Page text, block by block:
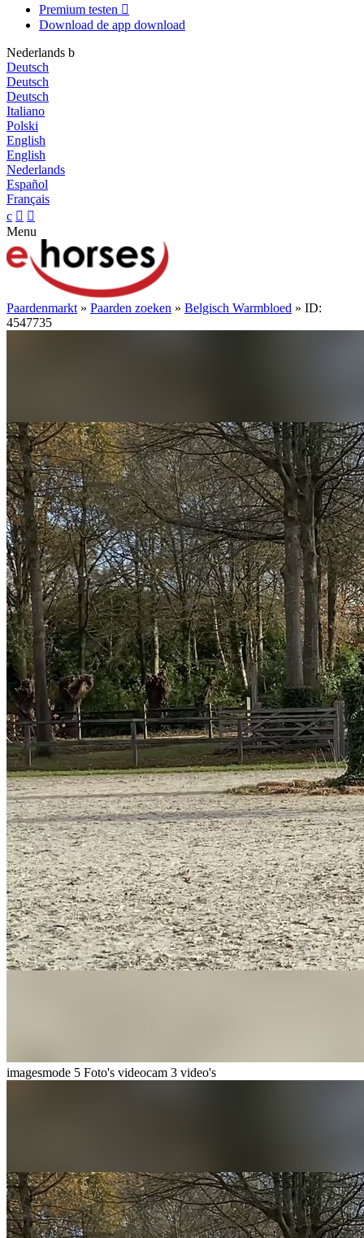
Premium testen 
Download de app download
Nederlands b
Deutsch
Deutsch
Deutsch
Italiano
Polski
English
English
Nederlands
Español
Français
c  
Menu
Paardenmarkt » Paarden zoeken » Belgisch Warmbloed » ID:
4547735
imagesmode 5 Foto's videocam 3 video's